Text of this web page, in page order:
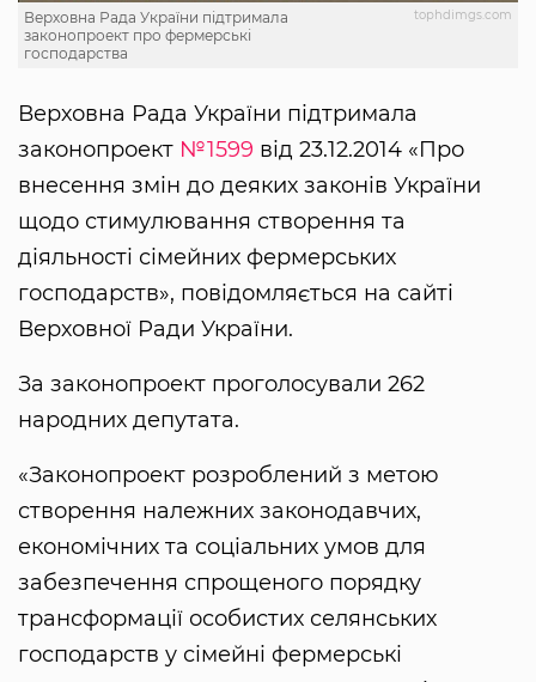
tophdimgs.com
Верховна Рада України підтримала
законопроект про фермерські
господарства
Верховна Рада України підтримала
законопроект №1599 від 23.12.2014 «Про
внесення змін до деяких законів України
щодо стимулювання створення та
діяльності сімейних фермерських
господарств», повідомляється на сайті
Верховної Ради України.
За законопроект проголосували 262
народних депутата.
«Законопроект розроблений з метою
створення належних законодавчих,
економічних та соціальних умов для
забезпечення спрощеного порядку
трансформації особистих селянських
господарств у сімейні фермерські